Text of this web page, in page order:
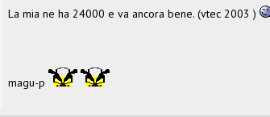
La mia ne ha 24000 e va ancora bene. (vtec 2003 )
magu-p